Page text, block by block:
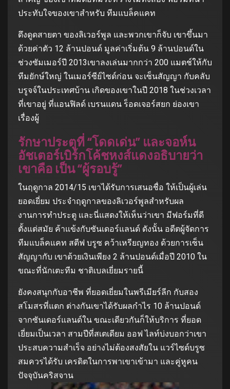
ประทับใจของเขาสำหรับ ทีมแบล็คแคท
ดึงดูดสายตา ของลิเวอร์พูล และพวกเขาก็จับ เขาขึ้นมา
ด้วยค่าตัว 12 ล้านปอนด์ มูลค่าเริ่มต้น 9 ล้านปอนด์ใน
ช่วงซัมเมอร์ปี 2013เขาลงเล่นมากกว่า 200 แมตช์ให้กับ
ทีมยักษ์ใหญ่ ในเมอร์ซีย์ไซด์ก่อน จะเซ็นสัญญา กับคลับ
บรูจจ์ในประเทศบ้าน เกิดของเขาในปี 2018 ในช่วงเวลา
ที่เขาอยู่ ที่แอนฟิลด์ เบรนแดน ร็อดเจอร์สยก ย่องเขา
เรื่องผู้
รักษาประตูที่ “โดดเด่น” และจอห์น
อัชเตอร์เบิร์กโค้ชหงส์แดงอธิบายว่า
เขาคือ เป็น “ผู้รอบรู้”
ในฤดูกาล 2014/15 เขาได้รับการเสนอชื่อ ให้เป็นผู้เล่น
ยอดเยี่ยม ประจำฤดูกาลของลิเวอร์พูลสำหรับผล
งานการทำประตู และนี่แสดงให้เห็นว่าเขา มีฟอร์มที่ดี
ตั้งแต่สมัย ค้าแข้งกับซันเดอร์แลนด์ ดังนั้น อดีตผู้จัดการ
ทีมแบล็คแคท สตีฟ บรูซ คว้าเหรียญทอง ด้วยการเซ็น
สัญญากับ เขาด้วยเงินเพียง 2 ล้านปอนด์เมื่อปี 2010 ใน
ขณะที่นักเตะทีม ชาติเบลเยี่ยมรายนี้
ยังคงสนุกกับอาชีพ ที่ยอดเยี่ยมในพรีเมียร์ลีก กับสอง
สโมสรที่แตก ต่างกันเขาได้รับผลกำไร 10 ล้านปอนด์
จากซันเดอร์แลนด์ใน ขณะเดียวกันก็ให้บริการ ที่ยอด
เยี่ยมเป็นเวลา สามปีที่สเตเดียม ออฟ ไลท์บ่งบอกว่าเขา
ประสบความสำเร็จ อย่างไม่ต้องสงสัยใน แวร์ไซด์บรูซ
สมควรได้รับ เครดิตในการพาเขาเข้ามา และคู่หูคน
ปัจจุบันคริสจาน